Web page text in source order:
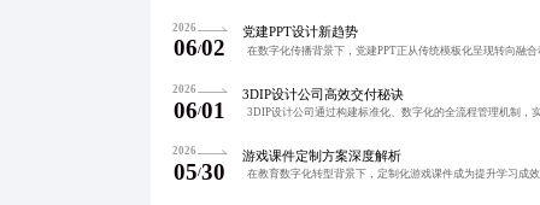
2026
06/02
党建PPT设计新趋势
2026
06/01
3DIP设计公司高效交付秘诀
2026
05/30
游戏课件定制方案深度解析